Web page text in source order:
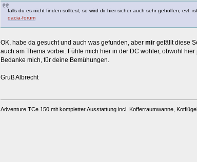
falls du es nicht finden solltest, so wird dir hier sicher auch sehr geholfen, evt.
dacia-forum
OK, habe da gesucht und auch was gefunden, aber mirgefällt diese
auch am Thema vorbei. Fühle mich hier in der DC wohler, obwohl
Bedanke mich, für deine Bemühungen.
Gruß Albrecht
Adventure TCe 150 mit kompletter Ausstattung incl. Kofferraumwanne,